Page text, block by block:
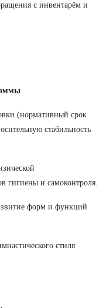
с инвентарём и
(нормативный срок
стабильность
гигиены и самоконтроля.
форм и функций
стиля